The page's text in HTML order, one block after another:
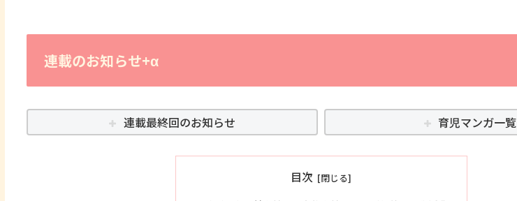
連載のお知らせ+α
連載最終回のお知らせ 育児マンガ一覧
目次